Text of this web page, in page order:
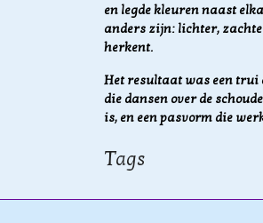
en legde kleuren naast
anders zijn: lichter,
herkent.
Het resultaat was een trui
die dansen over de
is, en een pasvorm die
Tags